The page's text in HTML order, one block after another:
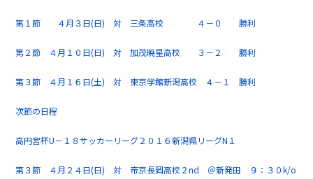
第１節 ４月３日(日) 対 三条高校 ４－０ 勝利
第２節 ４月１０日(日) 対 加茂暁星高校 ３－２ 勝利
第３節 ４月１６日(土) 対 東京学館新潟高校 ４－１ 勝利
次節の日程
高円宮杯U－１８サッカーリーグ２０１６新潟県リーグN１
第３節 ４月２４日(日) 対 帝京長岡高校２nd ＠新発田 ９：３０k/o